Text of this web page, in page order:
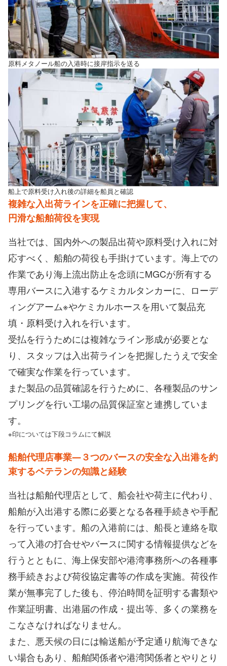
原料メタノール船の入港時に接岸指示を送る
船上で原料受け入れ後の詳細を船員と確認
複雑な入出荷ラインを正確に把握して、
円滑な船舶荷役を実現
当社では、国内外への製品出荷や原料受け入れに対
応すべく、船舶の荷役も手掛けています。海上での
作業であり海上流出防止を念頭にMGCが所有する
専用バースに入港するケミカルタンカーに、ローデ
ィングアーム※やケミカルホースを用いて製品充
填・原料受け入れを行います。
受払を行うためには複雑なライン形成が必要とな
り、スタッフは入出荷ラインを把握したうえで安全
で確実な作業を行っています。
また製品の品質確認を行うために、各種製品のサン
プリングを行い工場の品質保証室と連携していま
す。
※印については下段コラムにて解説
船舶代理店事業―３つのバースの安全な入出港を約
束するベテランの知識と経験
当社は船舶代理店として、船会社や荷主に代わり、
船舶が入出港する際に必要となる各種手続きや手配
を行っています。船の入港前には、船長と連絡を取
って入港の打合せやバースに関する情報提供などを
行うとともに、海上保安部や港湾事務所への各種事
務手続きおよび荷役協定書等の作成を実施。荷役作
業が無事完了した後も、停泊時間を証明する書類や
作業証明書、出港届の作成・提出等、多くの業務を
こなさなければなりません。
また、悪天候の日には輸送船が予定通り航海できな
い場合もあり、船舶関係者や港湾関係者とやりとり